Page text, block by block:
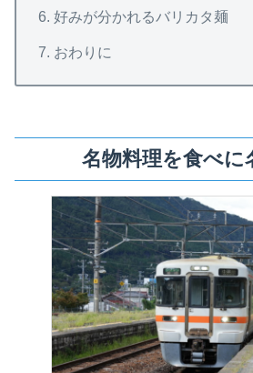
好みが分かれるバリカタ麺
おわりに
名物料理を食べに